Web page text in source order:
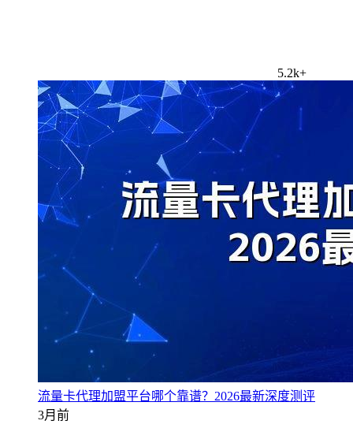
5.2k+
流量卡代理加盟平台哪个靠谱？2026最新深度测评
3月前